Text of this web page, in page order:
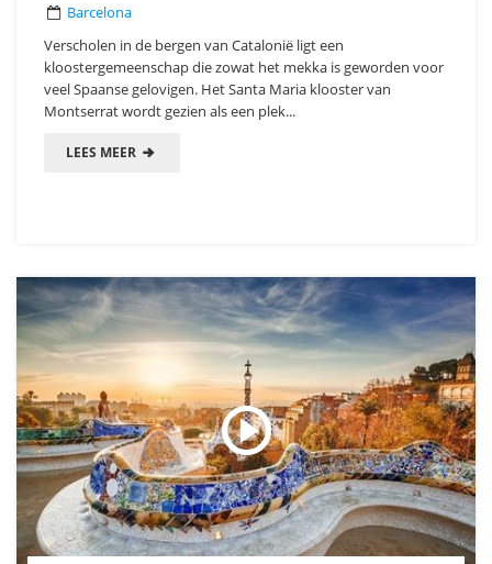
Barcelona
Verscholen in de bergen van Catalonië ligt een
kloostergemeenschap die zowat het mekka is geworden voor
veel Spaanse gelovigen. Het Santa Maria klooster van
Montserrat wordt gezien als een plek...
LEES MEER